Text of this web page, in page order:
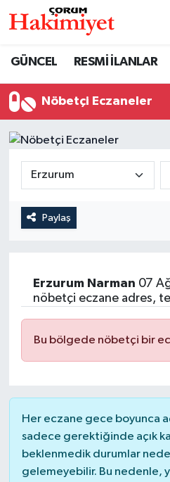
GÜNCEL RESMİ İLANLAR
Nöbetçi Eczaneler
Paylaş
Erzurum Narman 07
nöbetçi eczane adres,
Bu bölgede nöbetçi bir
Her eczane gece boyunca
sadece gerektiğinde açık
beklenmedik durumlar
gelemeyebilir. Bu nedenle,
ASAYİŞ
GÜNCEL
EĞİTİM
İLÇELER
Nöbetçi Eczaneler
Trafik Durumu
Tüm Manşetler
Haber Arşivi